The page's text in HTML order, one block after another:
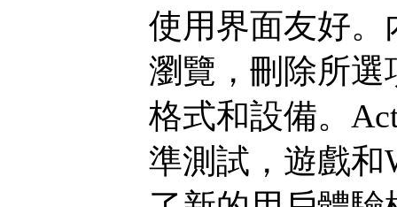
使用界面友好
瀏覽，刪除所
格式和設備。
準測試，遊戲和